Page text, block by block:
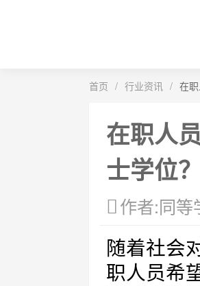
首页 / 行业资讯 / 在
在职人
士学位
作者:同等
随着社会
职人员希